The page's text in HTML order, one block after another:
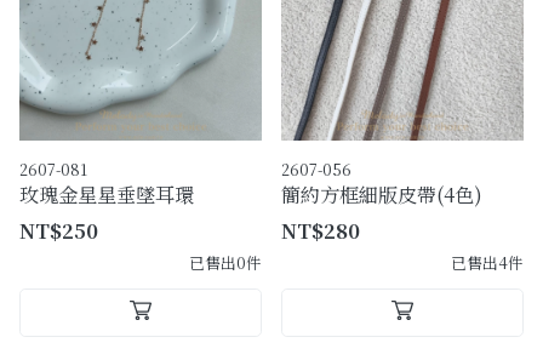
2607-081
玫瑰金星星垂墜耳環
NT$250
已售出0件
2607-056
簡約方框細版皮帶(4色)
NT$280
已售出4件